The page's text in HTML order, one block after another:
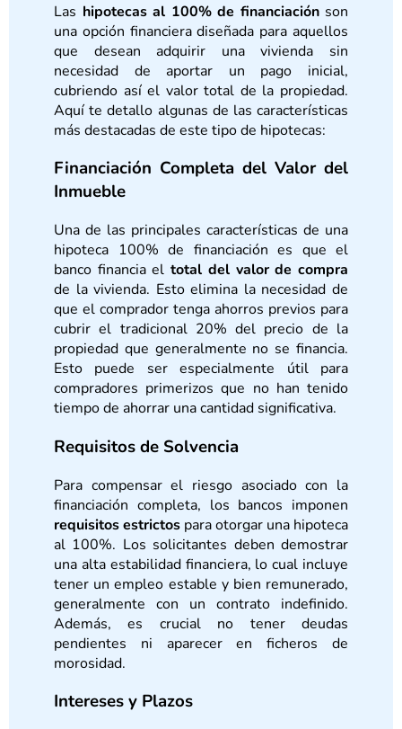
Las hipotecas al 100% de financiaciónson
una opción financiera diseñada para aquellos
que desean adquirir una vivienda sin
necesidad de aportar un pago inicial,
cubriendo así el valor total de la propiedad.
Aquí te detallo algunas de las características
más destacadas de este tipo de hipotecas:
Financiación Completa del Valor del
Inmueble
Una de las principales características de una
hipoteca 100% de financiación es que el
banco financia eltotal del valor de compra
de la vivienda. Esto elimina la necesidad de
que el comprador tenga ahorros previos para
cubrir el tradicional 20% del precio de la
propiedad que generalmente no se financia.
Esto puede ser especialmente útil para
compradores primerizos que no han tenido
tiempo de ahorrar una cantidad significativa.
Requisitos de Solvencia
Para compensar el riesgo asociado con la
financiación completa, los bancos imponen
requisitos estrictos para otorgar una hipoteca
al 100%. Los solicitantes deben demostrar
una alta estabilidad financiera, lo cual incluye
tener un empleo estable y bien remunerado,
generalmente con un contrato indefinido.
Además, es crucial no tener deudas
pendientes ni aparecer en ficheros de
morosidad.
Intereses y Plazos